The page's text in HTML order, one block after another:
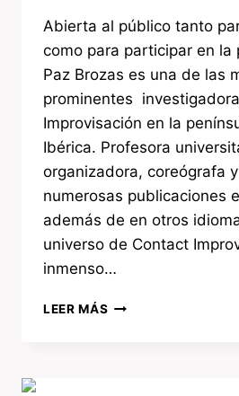
Abierta al público tanto
como para participar en la
Paz Brozas es una de las
prominentes
Improvisación en la
Ibérica. Profesora
organizadora, coreógrafa
numerosas publicaciones
además de en otros
universo de Contact
inmenso…
LEER MÁS